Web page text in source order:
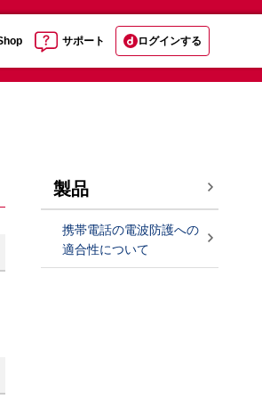
サポート ログインする
製品
携帯電話の電波防護への
適合性について